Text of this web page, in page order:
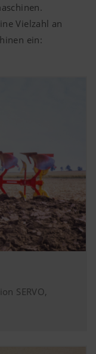
Vielzahl an
ein:
SERVO,